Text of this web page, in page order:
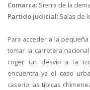
Comarca: Sierra de la
Partido judicial: Salas de
Para acceder a la
tomar la carretera
coger un desvío a la
encuentra ya el caso
caserío las típicas